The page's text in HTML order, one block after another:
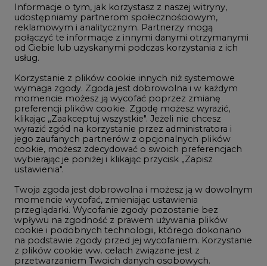
Gospodarka
Geopolityka
LTE450
Innowacje i AI
Telekomunikacja i IT
Handel emisjami CO2
Wodór
Górnictwo
Atom
Fotowoltaika
Offshore wind
Informacje o tym, jak korzystasz z naszej witryny,
udostępniamy partnerom społecznościowym,
reklamowym i analitycznym. Partnerzy mogą
połączyć te informacje z innymi danymi otrzymanymi
od Ciebie lub uzyskanymi podczas korzystania z ich
usług.
Korzystanie z plików cookie innych niż systemowe
wymaga zgody. Zgoda jest dobrowolna i w każdym
momencie możesz ją wycofać poprzez zmianę
preferencji plików cookie. Zgodę możesz wyrazić,
klikając „Zaakceptuj wszystkie". Jeżeli nie chcesz
wyrazić zgód na korzystanie przez administratora i
jego zaufanych partnerów z opcjonalnych plików
cookie, możesz zdecydować o swoich preferencjach
wybierając je poniżej i klikając przycisk „Zapisz
ustawienia".
Twoja zgoda jest dobrowolna i możesz ją w dowolnym
momencie wycofać, zmieniając ustawienia
przeglądarki. Wycofanie zgody pozostanie bez
wpływu na zgodność z prawem używania plików
cookie i podobnych technologii, którego dokonano
na podstawie zgody przed jej wycofaniem. Korzystanie
z plików cookie ww. celach związane jest z
przetwarzaniem Twoich danych osobowych.